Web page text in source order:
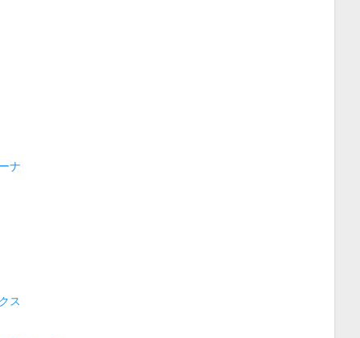
ナ
ス